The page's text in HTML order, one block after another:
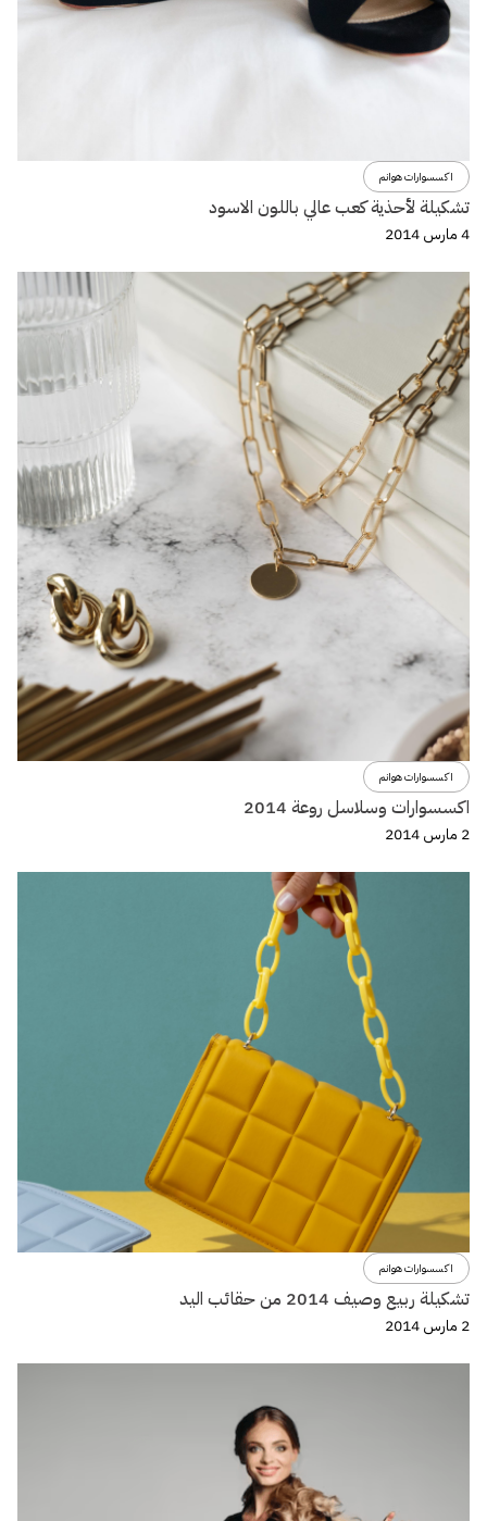
اكسسوارات هوانم
تشكيلة لأحذية كعب عالي باللون الاسود
4 مارس 2014
اكسسوارات هوانم
اكسسوارات وسلاسل روعة 2014
2 مارس 2014
اكسسوارات هوانم
تشكيلة ربيع وصيف 2014 من حقائب اليد
2 مارس 2014